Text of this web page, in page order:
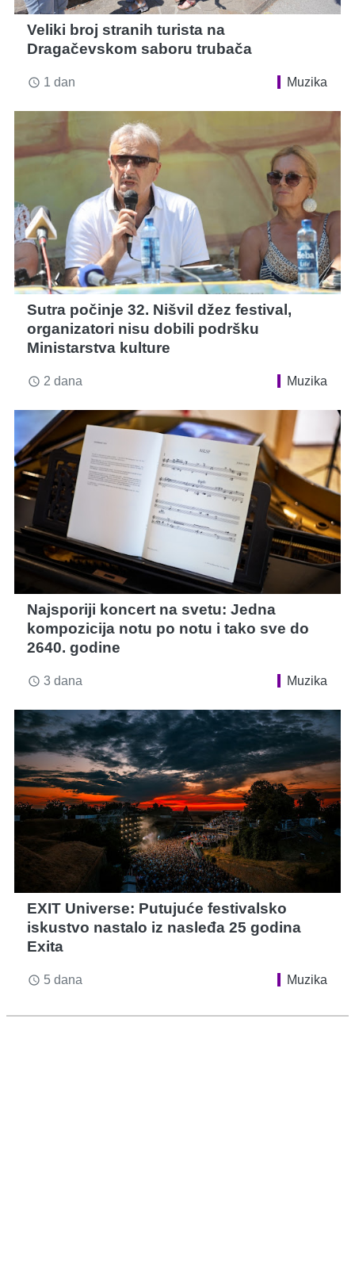
Veliki broj stranih turista na
Dragačevskom saboru trubača
access_time 1 dan Muzika
Sutra počinje 32. Nišvil džez festival,
organizatori nisu dobili podršku
Ministarstva kulture
access_time 2 dana Muzika
Najsporiji koncert na svetu: Jedna
kompozicija notu po notu i tako sve do
2640. godine
access_time 3 dana Muzika
EXIT Universe: Putujuće festivalsko
iskustvo nastalo iz nasleđa 25 godina
Exita
access_time 5 dana Muzika